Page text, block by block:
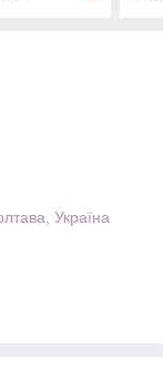
Україна